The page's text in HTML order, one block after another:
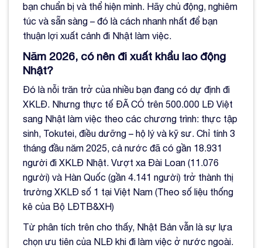
bạn chuẩn bị và thể hiện mình. Hãy chủ động, nghiêm
túc và sẵn sàng – đó là cách nhanh nhất để bạn
thuận lợi xuất cảnh đi Nhật làm việc.
Năm 2026, có nên đi xuất khẩu lao động
Nhật?
Đó là nỗi trăn trở của nhiều bạn đang có dự định đi
XKLĐ. Nhưng thực tế ĐÃ CÓ trên 500.000 LĐ Việt
sang Nhật làm việc theo các chương trình: thực tập
sinh, Tokutei, điều dưỡng – hộ lý và kỹ sư. Chỉ tính 3
tháng đầu năm 2025, cả nước đã có gần 18.931
người đi XKLĐ Nhật. Vượt xa Đài Loan (11.076
người) và Hàn Quốc (gần 4.141 người) trở thành thị
trường XKLĐ số 1 tại Việt Nam (Theo số liệu thống
kê của Bộ LĐTB&XH)
Từ phân tích trên cho thấy, Nhật Bản vẫn là sự lựa
chọn ưu tiên của NLĐ khi đi làm việc ở nước ngoài.